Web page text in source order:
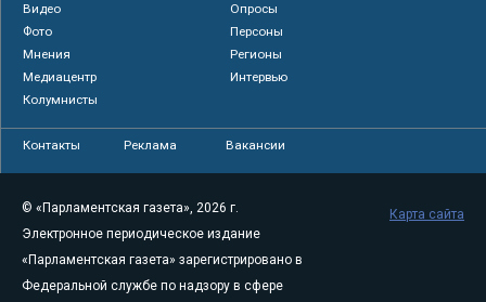
Видео
Опросы
Фото
Персоны
Мнения
Регионы
Медиацентр
Интервью
Колумнисты
Контакты Реклама Вакансии
© «Парламентская газета», 2026 г.
Электронное периодическое издание
«Парламентская газета» зарегистрировано в
Федеральной службе по надзору в сфере
Карта сайта